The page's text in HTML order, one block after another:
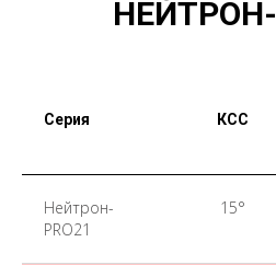
НЕЙТРОН-
Серия КСС
Нейтрон-
PRO21
15°